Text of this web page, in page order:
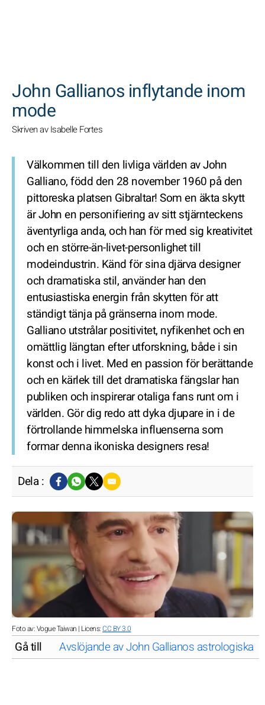
John Gallianos inflytande inom
mode
Skriven av Isabelle Fortes
Välkommen till den livliga världen av John
Galliano, född den 28 november 1960 på den
pittoreska platsen Gibraltar! Som en äkta skytt
är John en personifiering av sitt stjärnteckens
äventyrliga anda, och han för med sig kreativitet
och en större-än-livet-personlighet till
modeindustrin. Känd för sina djärva designer
och dramatiska stil, använder han den
entusiastiska energin från skytten för att
ständigt tänja på gränserna inom mode.
Galliano utstrålar positivitet, nyfikenhet och en
omättlig längtan efter utforskning, både i sin
konst och i livet. Med en passion för berättande
och en kärlek till det dramatiska fängslar han
publiken och inspirerar otaliga fans runt om i
världen. Gör dig redo att dyka djupare in i de
förtrollande himmelska influenserna som
formar denna ikoniska designers resa!
Dela :
Foto av: Vogue Taiwan | Licens:CC BY 3.0
Gå till Avslöjande av John Gallianos astrologiska